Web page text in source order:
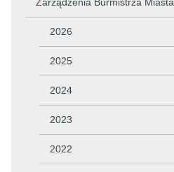
2026
2025
2024
2023
2022